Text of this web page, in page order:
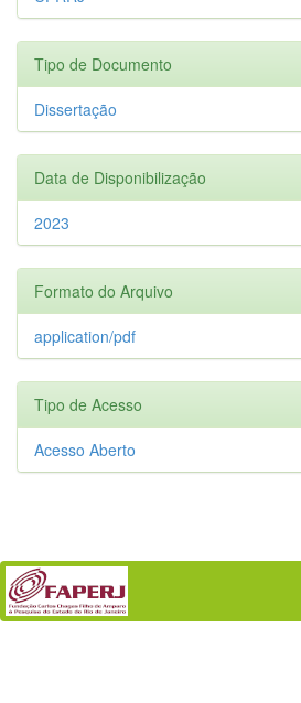
Tipo de Documento
Dissertação
Data de Disponibilização
2023
Formato do Arquivo
application/pdf
Tipo de Acesso
Acesso Aberto